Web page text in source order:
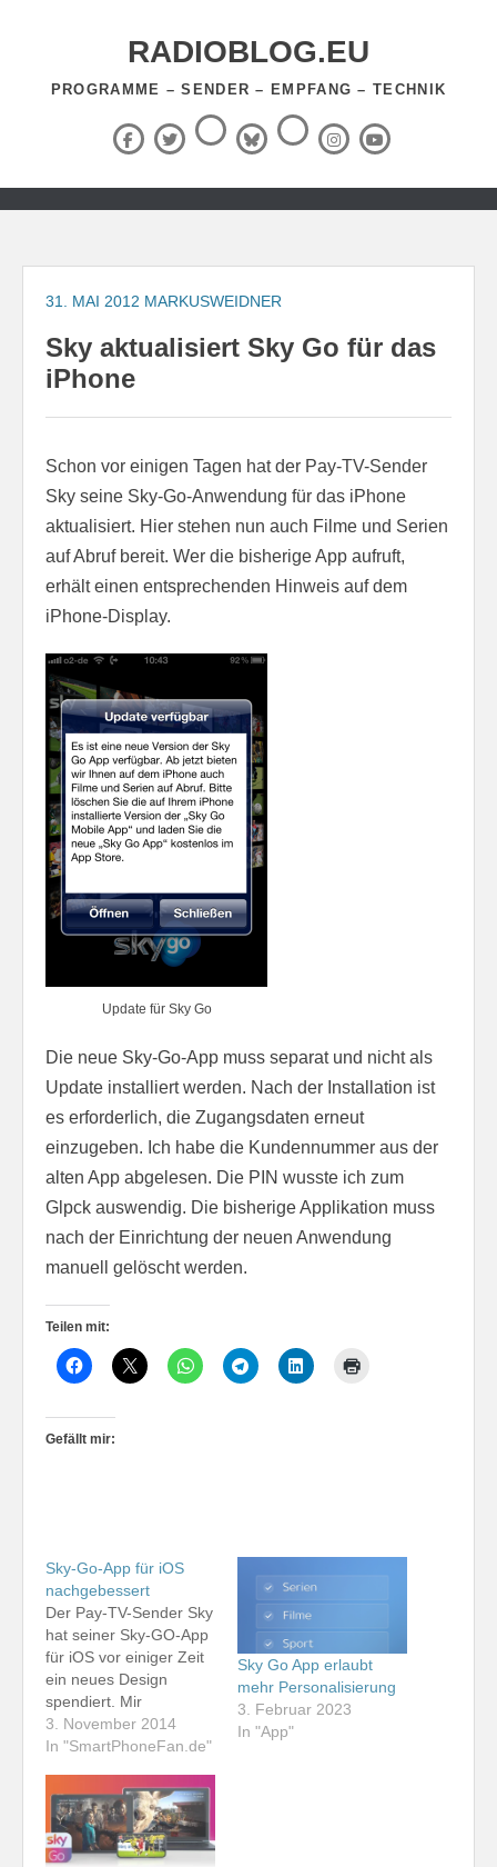
RADIOBLOG.EU
PROGRAMME – SENDER – EMPFANG – TECHNIK
Facebook
X
(Twitter)
ThreadsBlueSky
RSS-
Feed InstagramYouTube
Zum
springen
31. MAI 2012 MARKUSWEIDNER
Sky aktualisiert Sky Go für das
iPhone
Schon vor einigen Tagen hat der Pay-TV-Sender
Sky seine Sky-Go-Anwendung für das iPhone
aktualisiert. Hier stehen nun auch Filme und Serien
auf Abruf bereit. Wer die bisherige App aufruft,
erhält einen entsprechenden Hinweis auf dem
iPhone-Display.
Update für Sky Go
Die neue Sky-Go-App muss separat und nicht als
Update installiert werden. Nach der Installation ist
es erforderlich, die Zugangsdaten erneut
einzugeben. Ich habe die Kundennummer aus der
alten App abgelesen. Die PIN wusste ich zum
Glpck auswendig. Die bisherige Applikation muss
nach der Einrichtung der neuen Anwendung
manuell gelöscht werden.
Teilen mit:
Gefällt mir:
Sky-Go-App für iOS
nachgebessert
Der Pay-TV-Sender Sky
hat seiner Sky-GO-App
für iOS vor einiger Zeit
ein neues Design
spendiert. Mir
persönlich gefällt es
nicht so, denn mich
eigentlich nur die Sport-
Inhalte, die früher im
Fokus der Anwendung
standen und zu denen
3. November 2014
In "SmartPhoneFan.de"
Sky Go App erlaubt
mehr Personalisierung
3. Februar 2023
In "App"